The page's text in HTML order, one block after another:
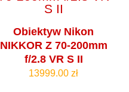
Obiektyw Nikon
NIKKOR Z 70‑200mm
f/2.8 VR S II
13999.00 zł